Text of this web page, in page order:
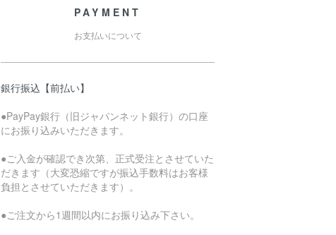
PAYMENT
お支払いについて
銀行振込【前払い】
●PayPay銀行（旧ジャパンネット銀行）の口座
にお振り込みいただきます。
●ご入金が確認でき次第、正式受注とさせていた
だきます（大変恐縮ですが振込手数料はお客様
負担とさせていただきます）。
●ご注文から1週間以内にお振り込み下さい。